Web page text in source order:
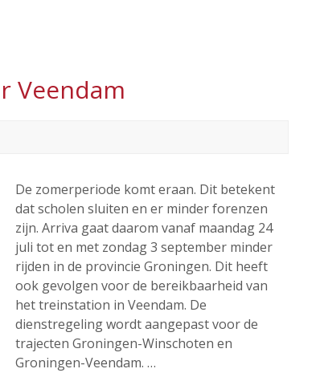
Veendam
De zomerperiode komt eraan. Dit betekent
dat scholen sluiten en er minder forenzen
zijn. Arriva gaat daarom vanaf maandag 24
juli tot en met zondag 3 september minder
rijden in de provincie Groningen. Dit heeft
ook gevolgen voor de bereikbaarheid van
het treinstation in Veendam. De
dienstregeling wordt aangepast voor de
trajecten Groningen-Winschoten en
Groningen-Veendam. …